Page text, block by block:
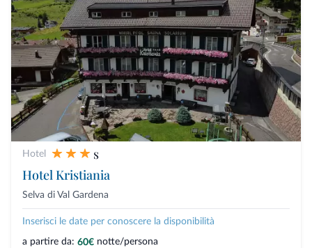
Hotel
s
Hotel Kristiania
Selva di Val Gardena
Inserisci le date per conoscere la disponibilità
a partire da: 60€ notte/persona